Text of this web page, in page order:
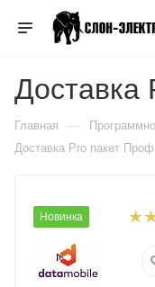
Доставка
Главная —
Доставка Pro пакет Проф
Новинка